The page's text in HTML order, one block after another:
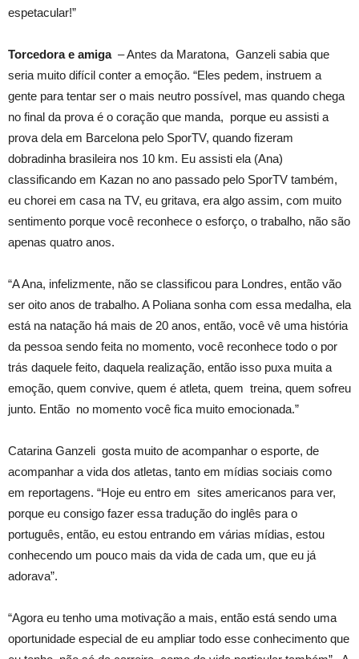
espetacular!”
Torcedora e amiga– Antes da Maratona, Ganzeli sabia que
seria muito difícil conter a emoção. “Eles pedem, instruem a
gente para tentar ser o mais neutro possível, mas quando chega
no final da prova é o coração que manda, porque eu assisti a
prova dela em Barcelona pelo SporTV, quando fizeram
dobradinha brasileira nos 10 km. Eu assisti ela (Ana)
classificando em Kazan no ano passado pelo SporTV também,
eu chorei em casa na TV, eu gritava, era algo assim, com muito
sentimento porque você reconhece o esforço, o trabalho, não são
apenas quatro anos.
“A Ana, infelizmente, não se classificou para Londres, então vão
ser oito anos de trabalho. A Poliana sonha com essa medalha, ela
está na natação há mais de 20 anos, então, você vê uma história
da pessoa sendo feita no momento, você reconhece todo o por
trás daquele feito, daquela realização, então isso puxa muita a
emoção, quem convive, quem é atleta, quem treina, quem sofreu
junto. Então no momento você fica muito emocionada.”
Catarina Ganzeli gosta muito de acompanhar o esporte, de
acompanhar a vida dos atletas, tanto em mídias sociais como
em reportagens. “Hoje eu entro em sites americanos para ver,
porque eu consigo fazer essa tradução do inglês para o
português, então, eu estou entrando em várias mídias, estou
conhecendo um pouco mais da vida de cada um, que eu já
adorava”.
“Agora eu tenho uma motivação a mais, então está sendo uma
oportunidade especial de eu ampliar todo esse conhecimento que